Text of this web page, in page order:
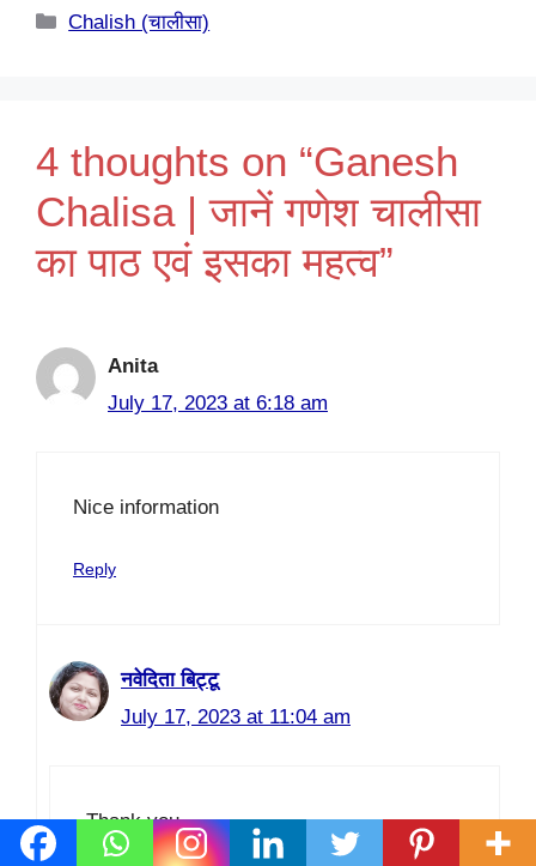
Categories
Chalish (चालीसा)
4 thoughts on “Ganesh
Chalisa | जानें गणेश चालीसा
का पाठ एवं इसका महत्व”
Anita
July 17, 2023 at 6:18 am
Nice information
Reply
नवेदिता बिट्टू
July 17, 2023 at 11:04 am
Thank you